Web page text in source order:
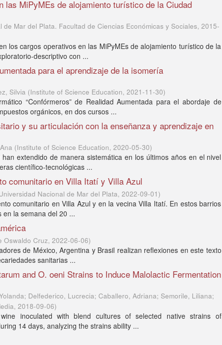
las MiPyMEs de alojamiento turístico de la Ciudad
de Mar del Plata. Facultad de Ciencias Económicas y Sociales, 2015-
los cargos operativos en las MiPyMEs de alojamiento turístico de la
descriptivo con ...
para el aprendizaje de la isomería
Silvia (Institute of Science Education, 2021-11-30)
“Confórmeros” de Realidad Aumentada para el abordaje de
orgánicos, en dos cursos ...
y su articulación con la enseñanza y aprendizaje en
(Institute of Science Education, 2020-05-30)
extendido de manera sistemática en los últimos años en el nivel
científico-tecnológicas ...
comunitario en Villa Itatí y Villa Azul
Nacional de Mar del Plata, 2022-09-01)
comunitario en Villa Azul y en la vecina Villa Itatí. En estos barrios
en la semana del 20 ...
Oswaldo Cruz, 2022-06-06)
de México, Argentina y Brasil realizan reflexiones en este texto
sanitarias ...
and O. oeni Strains to Induce Malolactic Fermentation
Delfederico, Lucrecia; Caballero, Adriana; Semorile, Liliana;
, 2018-09-06)
inoculated with blend cultures of selected native strains of
14 days, analyzing the strains ability ...